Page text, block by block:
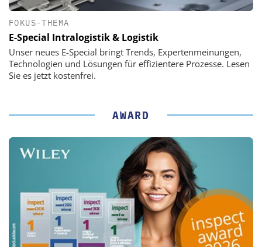
FOKUS-THEMA
E-Special Intralogistik & Logistik
Unser neues E-Special bringt Trends, Expertenmeinungen,
Technologien und Lösungen für effizientere Prozesse. Lesen
Sie es jetzt kostenfrei.
AWARD